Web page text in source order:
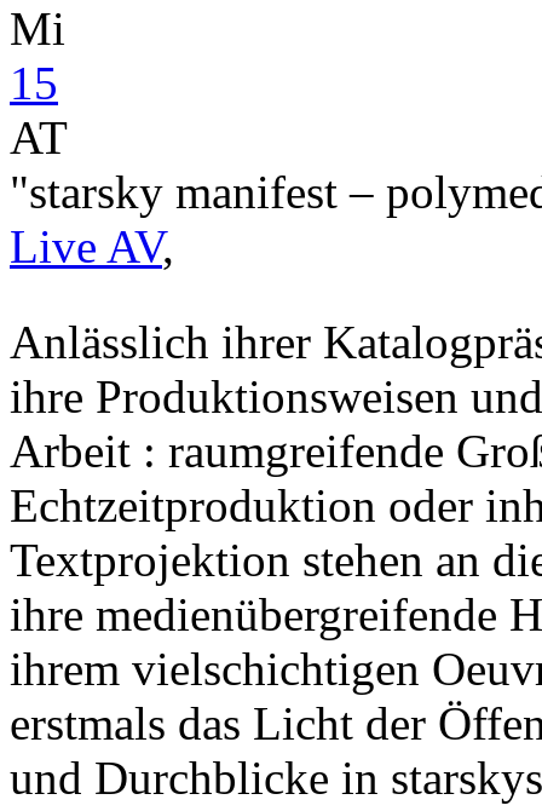
Mi
15
AT
"starsky manifest –
Live AV,
Anlässlich ihrer
ihre Produktionsweisen
Arbeit : raumgreifende
Echtzeitproduktion oder
Textprojektion stehen an
ihre medienübergreifende
ihrem vielschichtigen
erstmals das Licht der
und Durchblicke in